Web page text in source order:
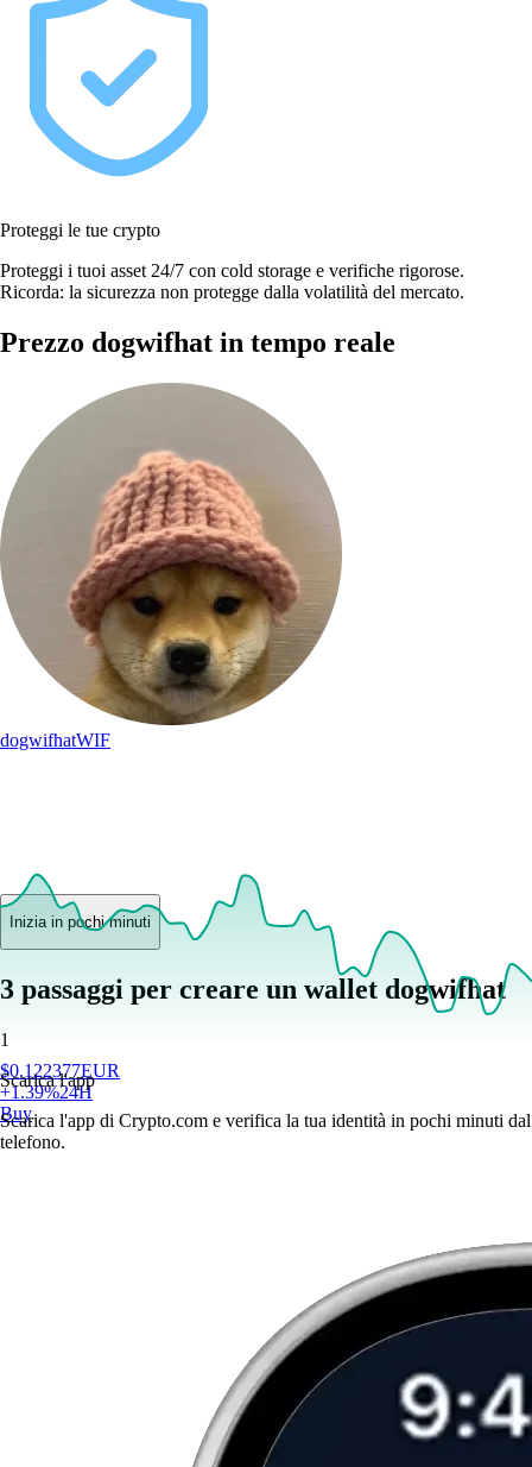
Proteggi le tue crypto
Proteggi i tuoi asset 24/7 con cold storage e verifiche rigorose.
Ricorda: la sicurezza non protegge dalla volatilità del mercato.
Prezzo dogwifhat in tempo reale
dogwifhatWIF
$0.122377EUR
+1.39%24H
Buy
Inizia in pochi minuti
3 passaggi per creare un wallet dogwifhat
1
Scarica l'app
Scarica l'app di Crypto.com e verifica la tua identità in pochi minuti dal
telefono.